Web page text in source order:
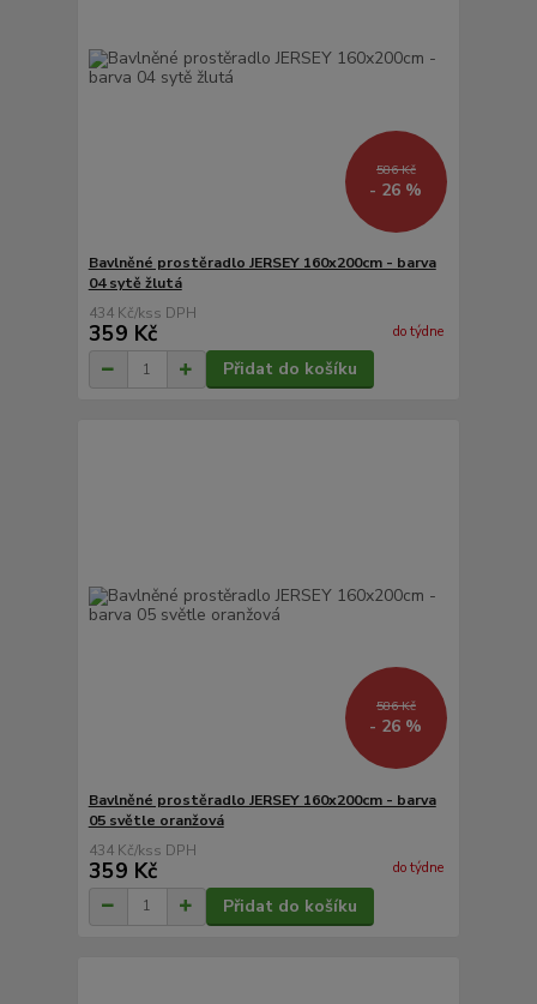
586 Kč
- 26 %
Bavlněné prostěradlo JERSEY 160x200cm - barva
04 sytě žlutá
434 Kč/ks
359 Kč do týdne
Přidat do košíku
586 Kč
- 26 %
Bavlněné prostěradlo JERSEY 160x200cm - barva
05 světle oranžová
434 Kč/ks
359 Kč do týdne
Přidat do košíku